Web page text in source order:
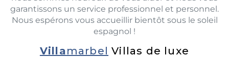
garantissons un service professionnel et personnel.
Nous espérons vous accueillir bientôt sous le soleil
espagnol !
Villamarbel Villas de luxe